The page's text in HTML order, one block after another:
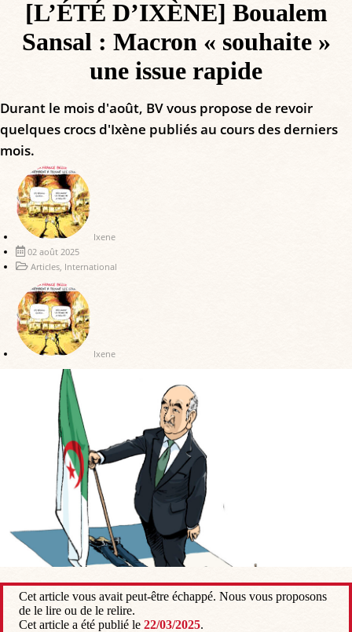
[L’ÉTÉ D’IXÈNE] Boualem
Sansal : Macron « souhaite »
une issue rapide
Durant le mois d'août, BV vous propose de revoir
quelques crocs d'Ixène publiés au cours des derniers
mois.
Ixene
02 août 2025
Articles, International
Ixene
Cet article vous avait peut-être échappé. Nous vous proposons
de le lire ou de le relire.
Cet article a été publié le 22/03/2025.